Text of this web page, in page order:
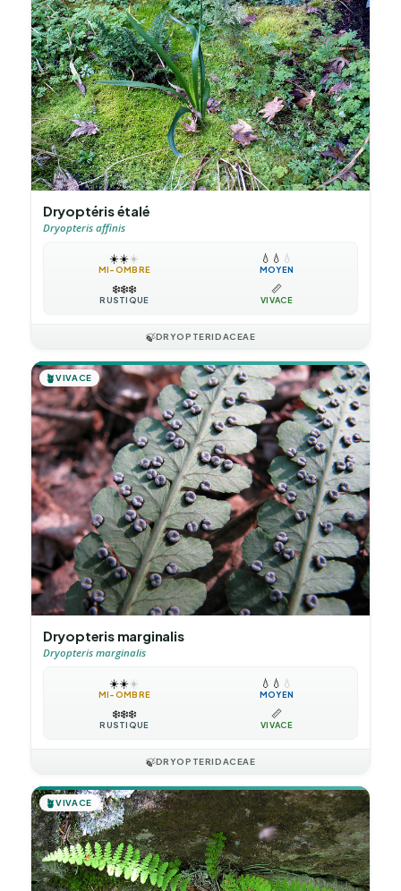
Dryoptéris étalé
Dryopteris affinis
☀️☀️☀️
MI-OMBRE
💧 💧 💧
MOYEN
❄️❄️❄️
RUSTIQUE
📏
VIVACE
🍃DRYOPTERIDACEAE
🪴VIVACE
Dryopteris marginalis
Dryopteris marginalis
☀️☀️☀️
MI-OMBRE
💧 💧 💧
MOYEN
❄️❄️❄️
RUSTIQUE
📏
VIVACE
🍃DRYOPTERIDACEAE
🪴VIVACE